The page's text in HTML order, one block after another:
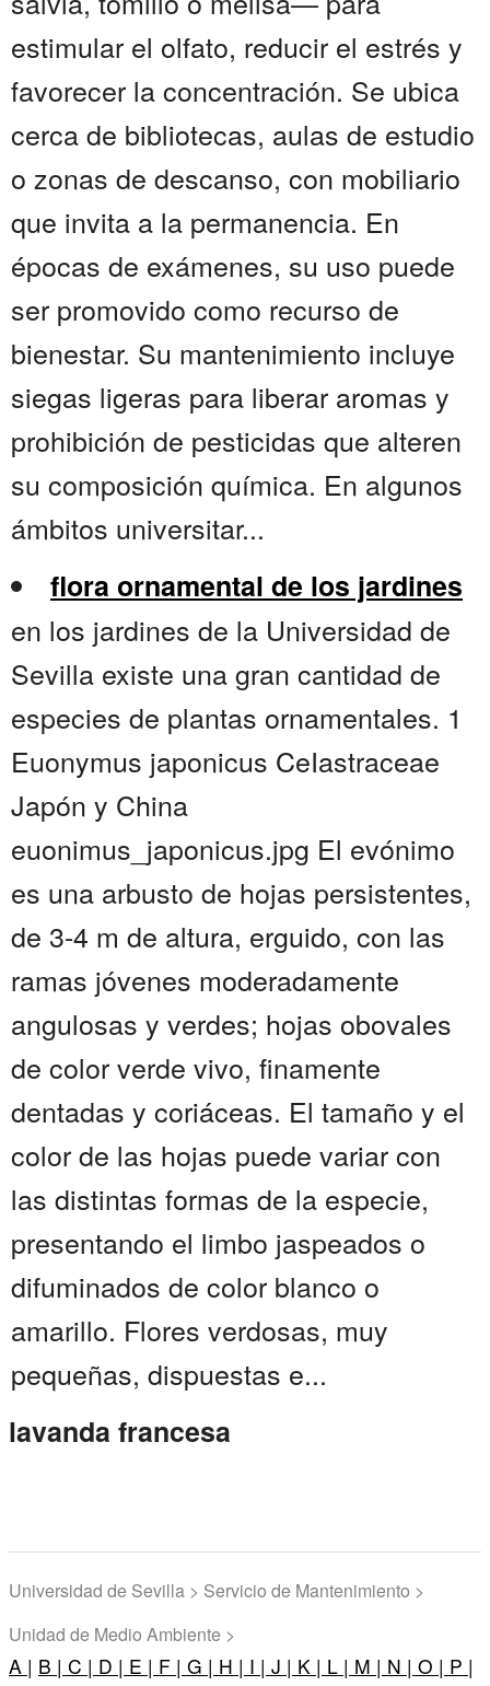
estimular el olfato, reducir el estrés y
favorecer la concentración. Se ubica
cerca de bibliotecas, aulas de estudio
o zonas de descanso, con mobiliario
que invita a la permanencia. En
épocas de exámenes, su uso puede
ser promovido como recurso de
bienestar. Su mantenimiento incluye
siegas ligeras para liberar aromas y
prohibición de pesticidas que alteren
su composición química. En algunos
ámbitos universitar...
flora ornamental de los jardines
en los jardines de la Universidad de
Sevilla existe una gran cantidad de
especies de plantas ornamentales. 1
Euonymus japonicus CeIastraceae
Japón y China
euonimus_japonicus.jpg El evónimo
es una arbusto de hojas persistentes,
de 3-4 m de altura, erguido, con las
ramas jóvenes moderadamente
angulosas y verdes; hojas obovales
de color verde vivo, finamente
dentadas y coriáceas. El tamaño y el
color de las hojas puede variar con
las distintas formas de la especie,
presentando el limbo jaspeados o
difuminados de color blanco o
amarillo. Flores verdosas, muy
pequeñas, dispuestas e...
lavanda francesa
Universidad de Sevilla > Servicio de Mantenimiento >
Unidad de Medio Ambiente >
A | B | C | D | E | F | G | H | I | J | K | L | M | N | O | P |